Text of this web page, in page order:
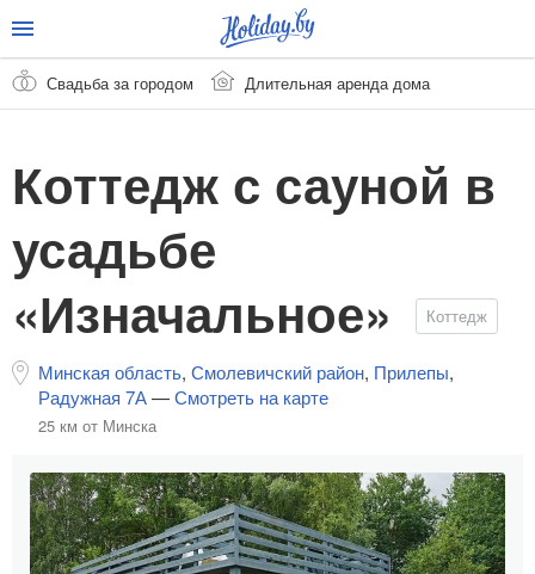
Свадьба за городом Длительная аренда дома
Коттедж с сауной в
усадьбе
«Изначальное»
Коттедж
Минская область, Смолевичский район, Прилепы,
Радужная 7А—Смотреть на карте
25 км от Минска